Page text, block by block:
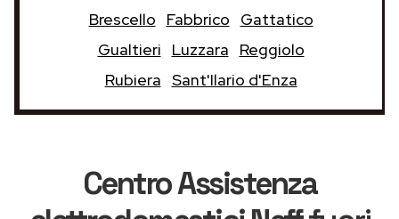
Brescello
Fabbrico
Gattatico
Gualtieri
Luzzara
Reggiolo
Rubiera Sant'Ilario d'Enza
Centro Assistenza